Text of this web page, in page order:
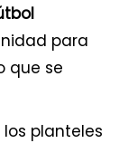
para
que se
planteles